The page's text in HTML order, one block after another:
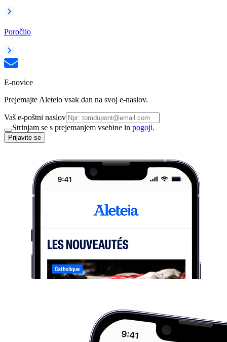
Poročilo
E-novice
Prejemajte Aleteio vsak dan na svoj e-naslov.
Vaš e-poštni naslov
Strinjam se s prejemanjem vsebine in pogoji.
Prijavite se